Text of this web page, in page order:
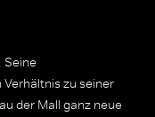
Seine
zu seiner
der Mall ganz neue